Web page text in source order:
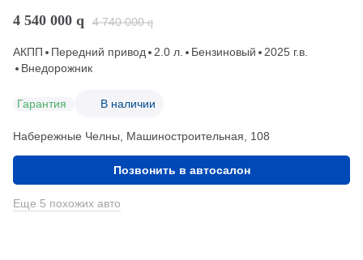
4 540 000 q 4 740 000 q
АКПП Передний привод 2.0 л. Бензиновый
2025 г.в.
Внедорожник
Гарантия В наличии
Набережные Челны, Машиностроительная, 108
Позвонить в автосалон
Еще 5 похожих авто